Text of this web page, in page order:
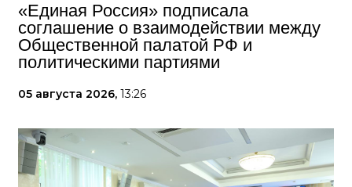
«Единая Россия» подписала
соглашение о взаимодействии между
Общественной палатой РФ и
политическими партиями
05 августа 2026, 13:26